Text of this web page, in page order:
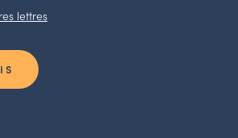
lettres